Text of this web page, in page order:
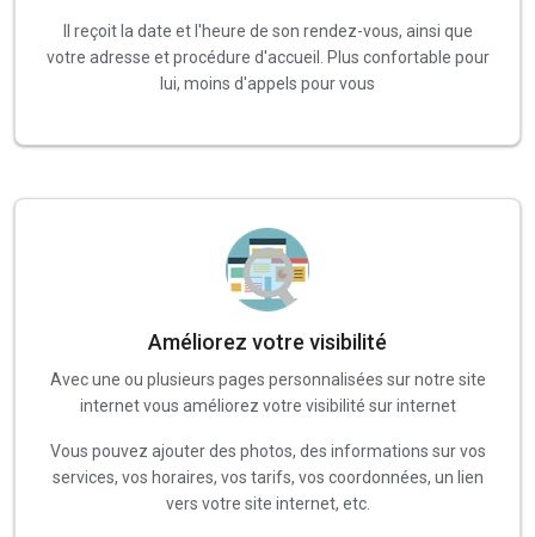
Il reçoit la date et l'heure de son rendez-vous, ainsi que
votre adresse et procédure d'accueil. Plus confortable pour
lui, moins d'appels pour vous
Améliorez votre visibilité
Avec une ou plusieurs pages personnalisées sur notre site
internet vous améliorez votre visibilité sur internet
Vous pouvez ajouter des photos, des informations sur vos
services, vos horaires, vos tarifs, vos coordonnées, un lien
vers votre site internet, etc.